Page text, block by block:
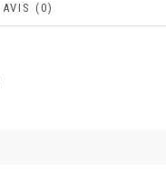
AVIS (0)